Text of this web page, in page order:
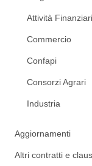
Attività
Commercio
Confapi
Consorzi Agrari
Industria
Aggiornamenti
Altri contratti e